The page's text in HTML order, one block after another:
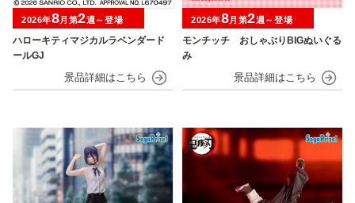
ハローキティマジカルラベンダード
ールGJ
2026年8月第2週～登場
モンチッチ おしゃぶりBIGぬいぐる
み
2026年8月第2週～登場